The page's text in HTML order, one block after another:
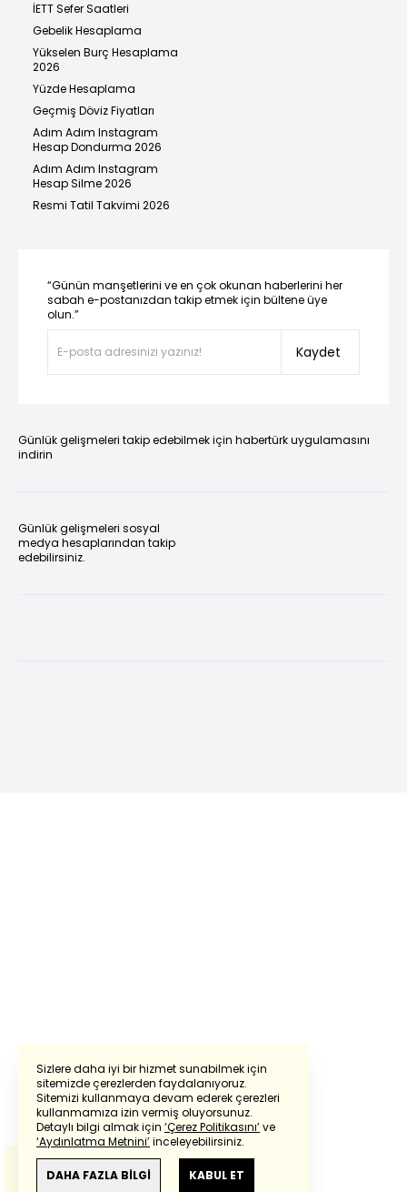
Sizlere daha iyi bir hizmet sunabilmek için
sitemizde çerezlerden faydalanıyoruz.
Sitemizi kullanmaya devam ederek çerezleri
kullanmamıza izin vermiş oluyorsunuz.
Detaylı bilgi almak için ‘Çerez Politikasını’ve
‘Aydınlatma Metnini’inceleyebilirsiniz.
DAHA FAZLA BİLGİ KABUL ET
İETT Sefer Saatleri
Gebelik Hesaplama
Yükselen Burç Hesaplama
2026
Yüzde Hesaplama
Geçmiş Döviz Fiyatları
Adım Adım Instagram
Hesap Dondurma 2026
Adım Adım Instagram
Hesap Silme 2026
Resmi Tatil Takvimi 2026
“Günün manşetlerini ve en çok okunan haberlerini her
sabah e-postanızdan takip etmek için bültene üye
olun.”
Kaydet
Günlük gelişmeleri takip edebilmek için habertürk uygulamasını
indirin
Günlük gelişmeleri sosyal
medya hesaplarından takip
edebilirsiniz.
Powered by Translate
Bu çevirideGoogle Transletekullanılmıştır.
Anlam ve çeviri hatalarından
haberturk.com